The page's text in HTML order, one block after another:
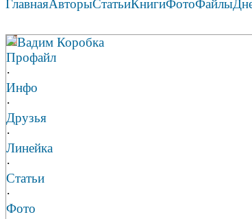
ГлавнаяАвторыСтатьиКнигиФотоФайлы
Вадим Коробка
Профайл
·
Инфо
·
Друзья
·
Линейка
·
Статьи
·
Фото